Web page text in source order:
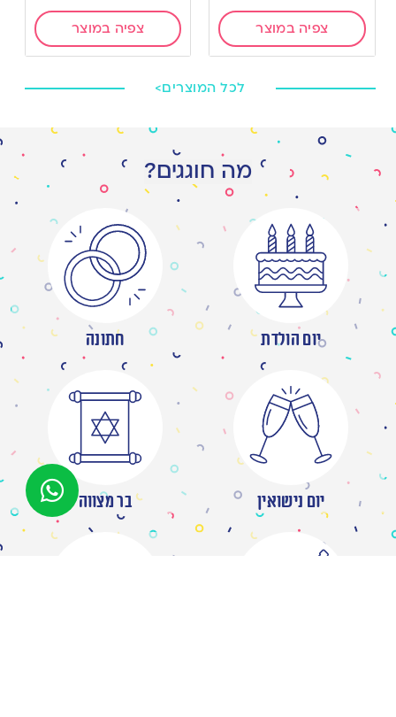
צפיה במוצר צפיה במוצר
לכל המוצרים>
מה חוגגים?
יום הולדת חתונה
יום נישואין בר מצווה